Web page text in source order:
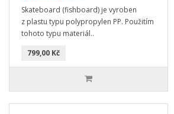
Skateboard (fishboard) je vyroben
z plastu typu polypropylen PP. Použitím
tohoto typu materiál..
799,00 Kč